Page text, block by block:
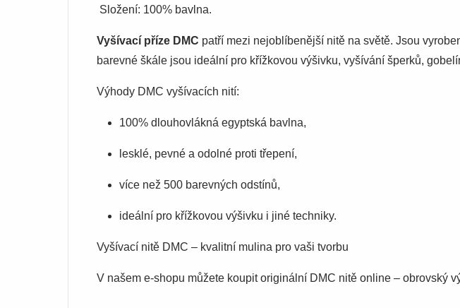
Složení: 100% bavlna.
Vyšívací příze DMC patří mezi nejoblíbenější nitě na světě. Jsou
barevné škále jsou ideální pro křížkovou výšivku, vyšívání šperků,
Výhody DMC vyšívacích nití:
100% dlouhovlákná egyptská bavlna,
lesklé, pevné a odolné proti třepení,
více než 500 barevných odstínů,
ideální pro křížkovou výšivku i jiné techniky.
Vyšívací nitě DMC – kvalitní mulina pro vaši tvorbu
V našem e-shopu můžete koupit originální DMC nitě online – obrovský